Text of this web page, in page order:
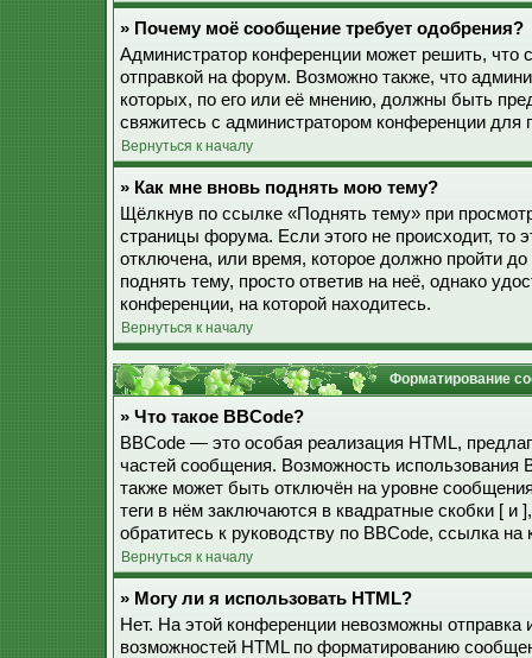
» Почему моё сообщение требует одобрения?
Администратор конференции может решить, что
отправкой на форум. Возможно также, что
которых, по его или её мнению, должны быть
свяжитесь с администратором конференции
Вернуться к началу
» Как мне вновь поднять мою тему?
Щёлкнув по ссылке «Поднять тему» при
страницы форума. Если этого не происходит, то
отключена, или время, которое должно пройти
поднять тему, просто ответив на неё, однако
конференции, на которой находитесь.
Вернуться к началу
Форматирование
» Что такое BBCode?
BBCode — это особая реализация HTML,
частей сообщения. Возможность использования
также может быть отключён на уровне
теги в нём заключаются в квадратные скобки [
обратитесь к руководству по BBCode, ссылка
Вернуться к началу
» Могу ли я использовать HTML?
Нет. На этой конференции невозможны
возможностей HTML по форматированию